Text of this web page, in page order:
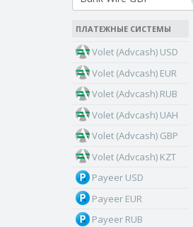
ПЛАТЕЖНЫЕ СИСТЕМЫ
Volet (Advcash) USD
Volet (Advcash) EUR
Volet (Advcash) RUB
Volet (Advcash) UAH
Volet (Advcash) GBP
Volet (Advcash) KZT
Payeer USD
Payeer EUR
Payeer RUB